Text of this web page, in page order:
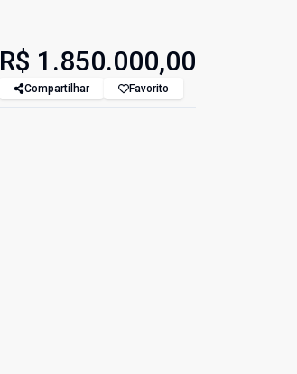
R$ 1.850.000,00
Compartilhar Favorito